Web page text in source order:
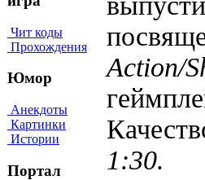
Чит коды
Прохождения
Юмор
Анекдоты
Картинки
Истории
Портал
Action/
1:30.